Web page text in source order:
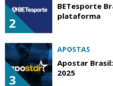
2
BETesporte
plataforma
3
APOSTAS
Apostar
2025